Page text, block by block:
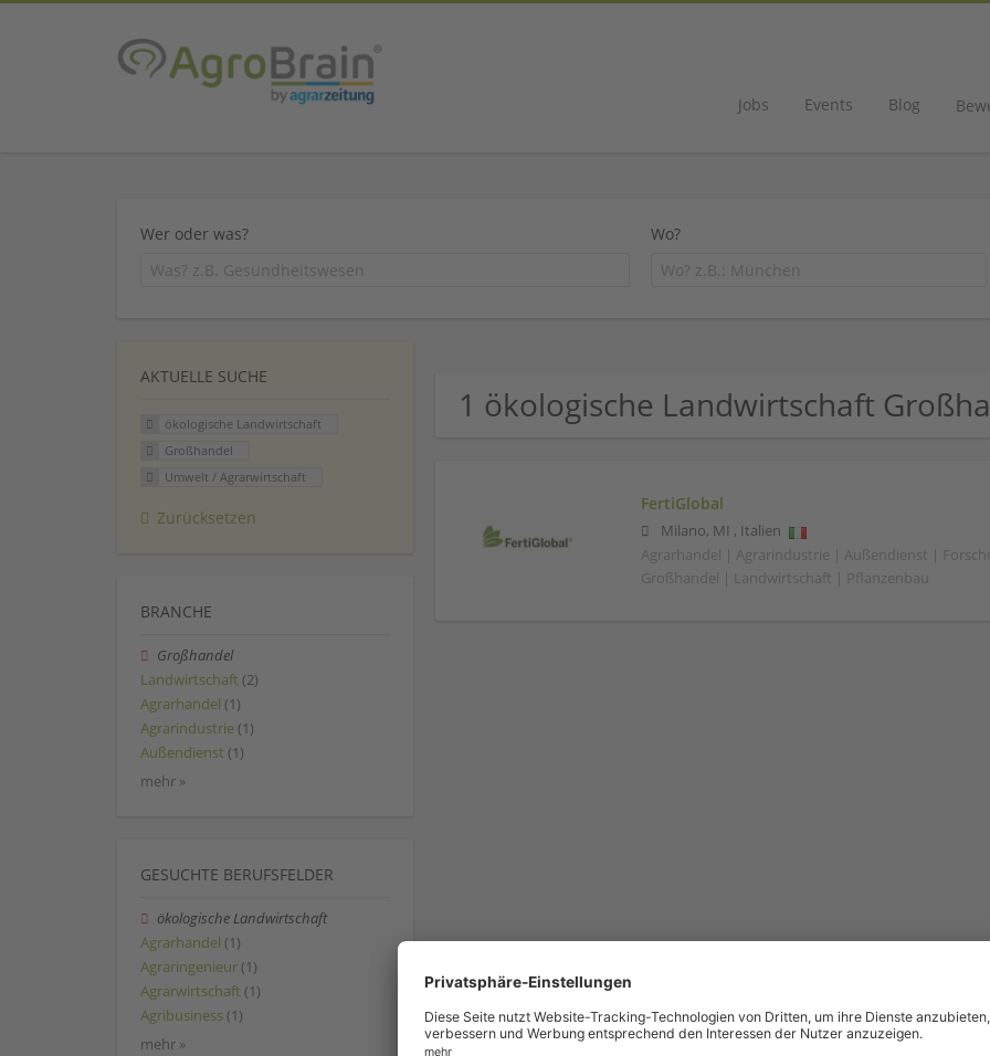
Jobs Events Blog
Wer oder was? Wo?
1 ökologische Landwirtschaft
FertiGlobal
Milano, MI , Italien
Agrarhandel | Agrarindustrie | Außendienst |
Großhandel | Landwirtschaft | Pflanzenbau
AKTUELLE SUCHE
ökologische Landwirtschaft
Großhandel
Umwelt / Agrarwirtschaft
Zurücksetzen
BRANCHE
Großhandel
Landwirtschaft (2)
Agrarhandel (1)
Agrarindustrie (1)
Außendienst (1)
mehr »
GESUCHTE BERUFSFELDER
ökologische Landwirtschaft
Agrarhandel (1)
Agraringenieur (1)
Agrarwirtschaft (1)
Agribusiness (1)
mehr »